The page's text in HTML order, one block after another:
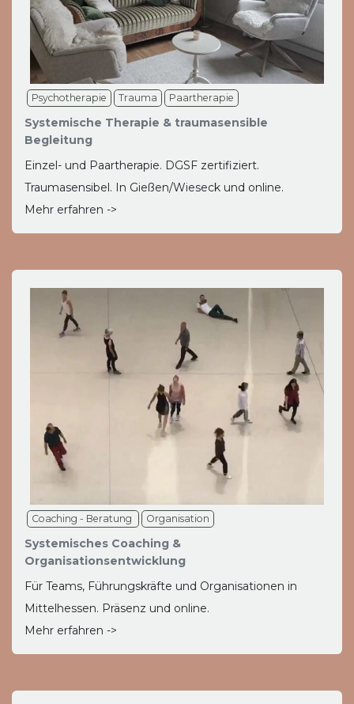
Psychotherapie Trauma Paartherapie
Systemische Therapie & traumasensible
Begleitung
Einzel- und Paartherapie. DGSF zertifiziert.
Traumasensibel. In Gießen/Wieseck und online.
Mehr erfahren ->
Coaching - Beratung Organisation
Systemisches Coaching &
Organisationsentwicklung
Für Teams, Führungskräfte und Organisationen in
Mittelhessen. Präsenz und online.
Mehr erfahren ->